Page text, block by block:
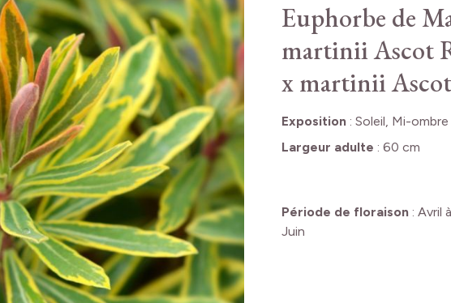
Euphorbe de
martinii Ascot
x martinii
Exposition: Soleil, Mi-ombre
Largeur adulte : 60 cm
Période de floraison: Avril à
Juin